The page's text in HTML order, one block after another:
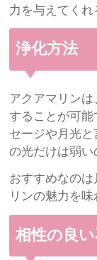
力を与えてくれ
浄化方法
アクアマリン
することが可能
セージや月光
の光だけは弱い
おすすめなの
リンの魅力を
相性の良